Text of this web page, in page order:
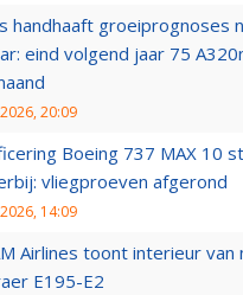
handhaaft groeiprognoses
eind volgend jaar 75
20:09
Boeing 737 MAX 10
vliegproeven afgerond
14:09
Airlines toont interieur van
E195-E2